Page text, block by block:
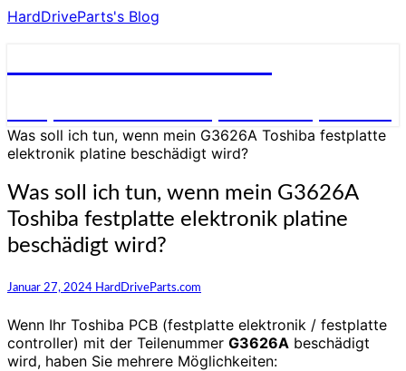
HardDriveParts's Blog
Was soll ich tun, wenn mein G3626A Toshiba festplatte
elektronik platine beschädigt wird?
Was soll ich tun, wenn mein G3626A
Toshiba festplatte elektronik platine
beschädigt wird?
Januar 27, 2024 HardDriveParts.com
Wenn Ihr Toshiba PCB (festplatte elektronik / festplatte
controller) mit der Teilenummer G3626A beschädigt
wird, haben Sie mehrere Möglichkeiten: